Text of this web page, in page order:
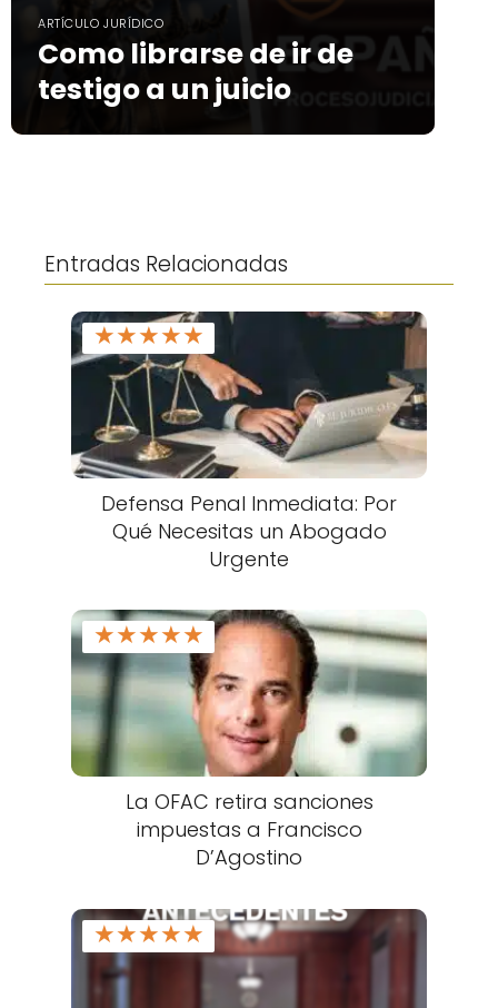
ARTÍCULO JURÍDICO
Como librarse de ir de
testigo a un juicio
Entradas Relacionadas
★★★★★
Defensa Penal Inmediata: Por
Qué Necesitas un Abogado
Urgente
★★★★★
La OFAC retira sanciones
impuestas a Francisco
D’Agostino
★★★★★